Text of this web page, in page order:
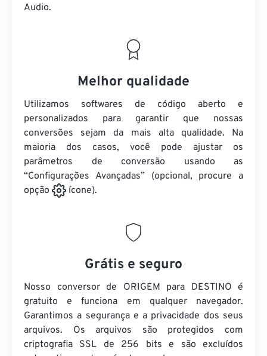
Audio.
Melhor qualidade
Utilizamos softwares de código aberto e
personalizados para garantir que nossas
conversões sejam da mais alta qualidade. Na
maioria dos casos, você pode ajustar os
parâmetros de conversão usando as
“Configurações Avançadas” (opcional, procure a
opção
ícone).
Grátis e seguro
Nosso conversor de ORIGEM para DESTINO é
gratuito e funciona em qualquer navegador.
Garantimos a segurança e a privacidade dos seus
arquivos. Os arquivos são protegidos com
criptografia SSL de 256 bits e são excluídos